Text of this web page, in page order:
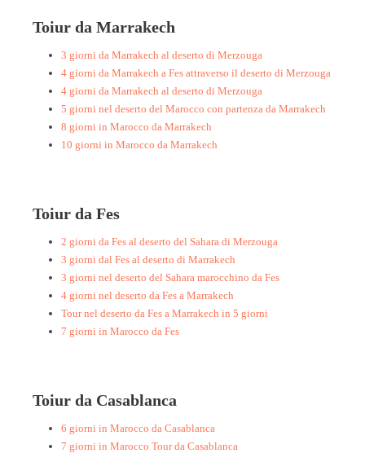
Toiur da Marrakech
3 giorni da Marrakech al deserto di Merzouga
4 giorni da Marrakech a Fes attraverso il deserto di Merzouga
4 giorni da Marrakech al deserto di Merzouga
5 giorni nel deserto del Marocco con partenza da Marrakech
8 giorni in Marocco da Marrakech
10 giorni in Marocco da Marrakech
Toiur da Fes
2 giorni da Fes al deserto del Sahara di Merzouga
3 giorni dal Fes al deserto di Marrakech
3 giorni nel deserto del Sahara marocchino da Fes
4 giorni nel deserto da Fes a Marrakech
Tour nel deserto da Fes a Marrakech in 5 giorni
7 giorni in Marocco da Fes
Toiur da Casablanca
6 giorni in Marocco da Casablanca
7 giorni in Marocco Tour da Casablanca